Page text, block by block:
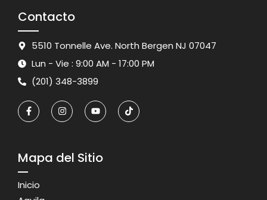
Contacto
5510 Tonnelle Ave. North Bergen NJ 07047
Lun - Vie : 9:00 AM - 17:00 PM
(201) 348-3899
Mapa del Sitio
Inicio